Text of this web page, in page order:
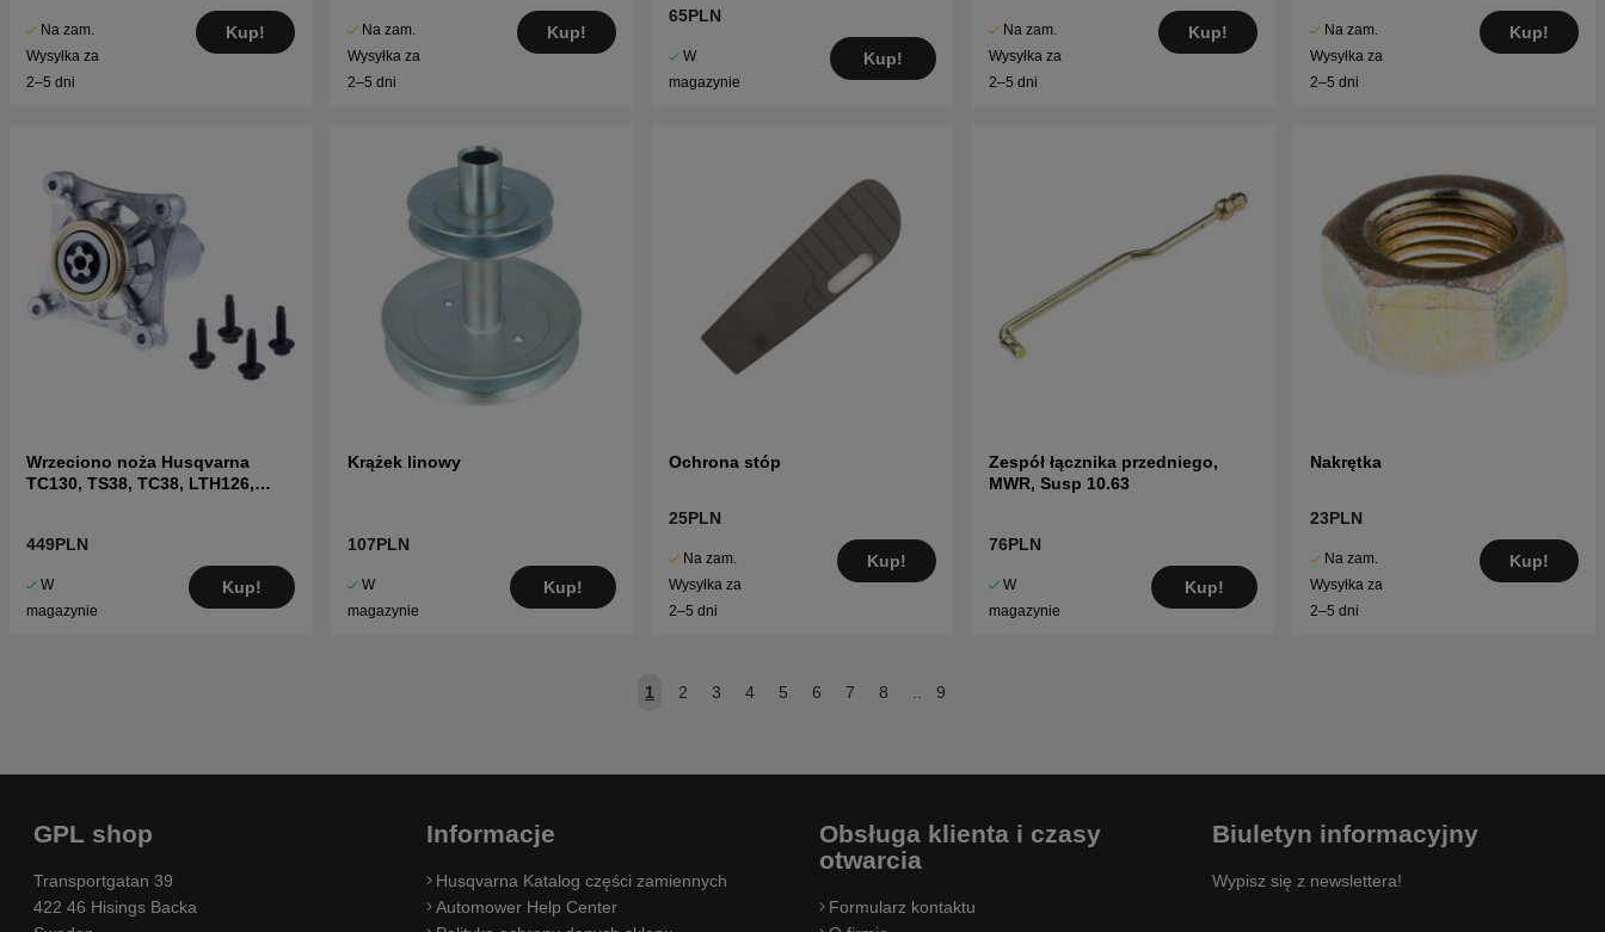
Na zam.
Wysyłka za
2–5 dni
Kup!
Na zam.
Wysyłka za
2–5 dni
Kup!
65PLN
W
magazynie
Kup!
Na zam.
Wysyłka za
2–5 dni
Kup!
Na zam.
Wysyłka za
2–5 dni
Kup!
Wrzeciono noża Husqvarna
TC130, TS38, TC38, LTH126,
449PLN
W
magazynie
Kup!
Krążek linowy
107PLN
W
magazynie
Kup!
Ochrona stóp
25PLN
Na zam.
Wysyłka za
2–5 dni
Kup!
Zespół łącznika przedniego,
MWR, Susp 10.63
76PLN
W
magazynie
Kup!
Nakrętka
23PLN
Na zam.
Wysyłka za
2–5 dni
Kup!
1 2 3 4 5 6 7 8 .. 9
GPL shop
Transportgatan 39
422 46 Hisings Backa
Informacje
Husqvarna Katalog części zamiennych
Automower Help Center
Obsługa klienta i czasy
otwarcia
Formularz kontaktu
Biuletyn informacyjny
Wypisz się z newslettera!